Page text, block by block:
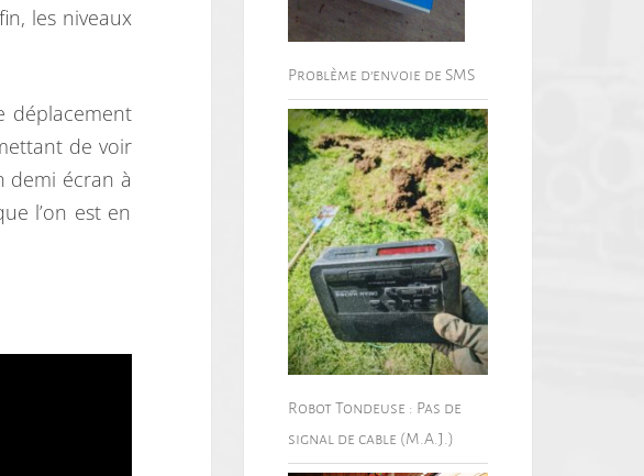
les niveaux
déplacement
de voir
demi écran à
l’on est en
Problème d’envoie de SMS
Robot Tondeuse : Pas de
signal de cable (M.A.J.)